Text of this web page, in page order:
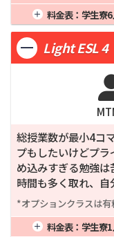
3週間 306,000
2週間
231,400
3週間
302,600
1週間
2週間
219,050
3週間
286,450
料金表： 学生寮
1週間
2週間
211,900
3週間
277,100
Light ESL 4
総授業数が最小4コ
プもしたいけどプ
め込みすぎる勉強
時間も多く取れ、自
*オプションクラスは有
料金表： 学生寮